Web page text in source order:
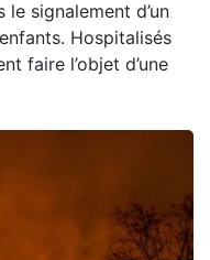
signalement d’un
Hospitalisés
faire l’objet d’une